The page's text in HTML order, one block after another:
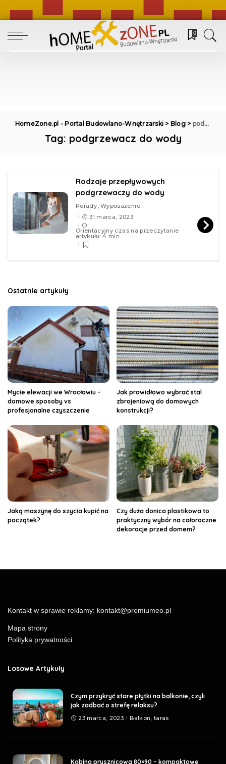
0
HomeZone.pl - Portal Budowlano-Wnętrzarski > Blog> podgrzewacz do wody
Tag: podgrzewacz do wody
Rodzaje przepływowych
podgrzewaczy do wody
Porady Wyposażenie
31 marca, 2023
Orientacyjny czas na przeczytanie
artykułu: 4 min
Ostatnie artykuły
Mycie elewacji we Wrocławiu –
domowe sposoby vs
profesjonalne czyszczenie
Jak prawidłowo wybrać stal
zbrojeniową do domowych
konstrukcji?
Jaką maszynę do szycia kupić na
początek?
Czy duża donica plastikowa to
praktyczny wybór na całoroczne
dekoracje przed domem?
Kontakt w sprawie reklamy: kontakt@premiumeo.pl
Mapa strony
Polityka prywatności
Losowe Artykuły
Czym przykryć stare płytki na balkonie, czyli
jak zadbać o strefę relaksu?
23 marca, 2023 Balkon, taras
Kabina prysznicowa 80×90 – kompaktowe